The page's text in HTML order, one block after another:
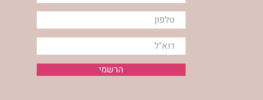
הרשמי